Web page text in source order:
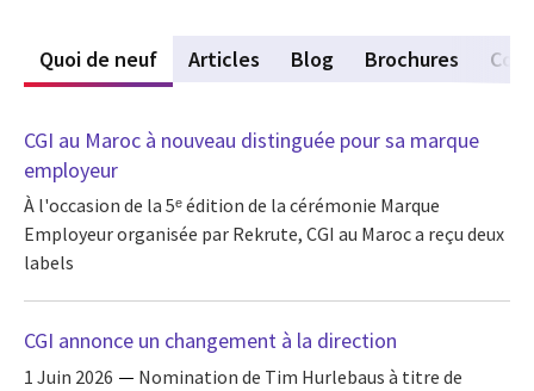
Quoi de neuf (active tab)
Articles Blog Brochures
CGI au Maroc à nouveau distinguée pour sa marque
employeur
À l'occasion de la 5ᵉ édition de la cérémonie Marque
Employeur organisée par Rekrute, CGI au Maroc a reçu deux
labels
CGI annonce un changement à la direction
1 Juin 2026
Nomination de Tim Hurlebaus à titre de